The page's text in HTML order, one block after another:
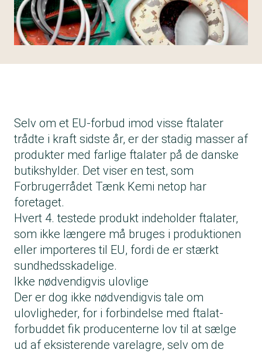
Selv om et EU-forbud imod visse ftalater
trådte i kraft sidste år, er der stadig masser af
produkter med farlige ftalater på de danske
butikshylder. Det viser en test, som
Forbrugerrådet Tænk Kemi netop har
foretaget.
Hvert 4. testede produkt indeholder ftalater,
som ikke længere må bruges i produktionen
eller importeres til EU, fordi de er stærkt
sundhedsskadelige.
Ikke nødvendigvis ulovlige
Der er dog ikke nødvendigvis tale om
ulovligheder, for i forbindelse med ftalat-
forbuddet fik producenterne lov til at sælge
ud af eksisterende varelagre, selv om de